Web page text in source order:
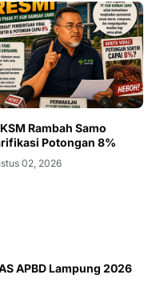
Rambah Samo
Potongan 8%
02, 2026
APBD Lampung 2026